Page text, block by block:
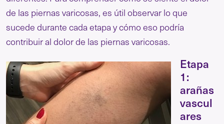
de las piernas varicosas, es útil observar lo que
sucede durante cada etapa y cómo eso podría
contribuir al dolor de las piernas varicosas.
Etapa
1:
arañas
vascul
ares